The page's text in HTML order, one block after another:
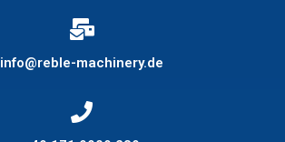
info@reble-machinery.de